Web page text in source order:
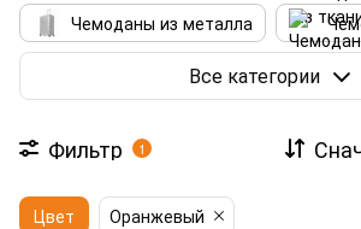
Чемоданы из металла
ECO чемоданыВсе категории
Фильтр 1
Цвет Оранжевый